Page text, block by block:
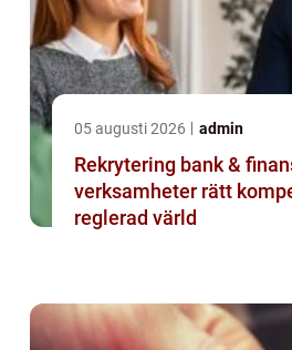
05 augusti 2026 admin
Rekrytering bank & finans så
verksamheter rätt
reglerad värld